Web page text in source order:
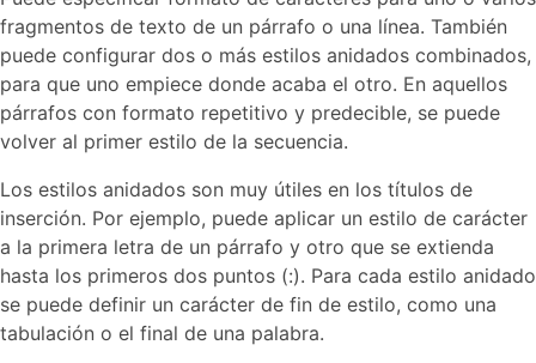
fragmentos de texto de un párrafo o una línea. También
puede configurar dos o más estilos anidados combinados,
para que uno empiece donde acaba el otro. En aquellos
párrafos con formato repetitivo y predecible, se puede
volver al primer estilo de la secuencia.
Los estilos anidados son muy útiles en los títulos de
inserción. Por ejemplo, puede aplicar un estilo de carácter
a la primera letra de un párrafo y otro que se extienda
hasta los primeros dos puntos (:). Para cada estilo anidado
se puede definir un carácter de fin de estilo, como una
tabulación o el final de una palabra.